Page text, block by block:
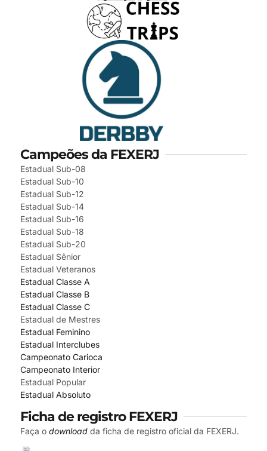
Campeões da FEXERJ
Estadual Sub-08
Estadual Sub-10
Estadual Sub-12
Estadual Sub-14
Estadual Sub-16
Estadual Sub-18
Estadual Sub-20
Estadual Sênior
Estadual Veteranos
Estadual Classe A
Estadual Classe B
Estadual Classe C
Estadual de Mestres
Estadual Feminino
Estadual Interclubes
Campeonato Carioca
Campeonato Interior
Estadual Popular
Estadual Absoluto
Ficha de registro FEXERJ
Faça o download da ficha de registro oficial da FEXERJ.